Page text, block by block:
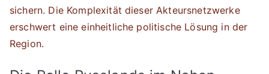
sichern. Die Komplexität dieser Akteursnetzwerke
erschwert eine einheitliche politische Lösung in der
Region.